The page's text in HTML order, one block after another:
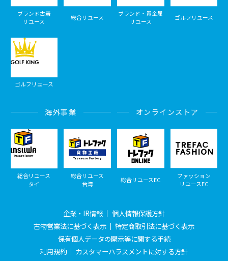
ブランド古着
リユース
総合リユース
ブランド・貴金属
リユース
ゴルフリユース
ゴルフリユース
海外事業
総合リユース
タイ
総合リユース
台湾
オンラインストア
総合リユースEC
ファッション
リユースEC
企業・IR情報
個人情報保護方針
古物営業法に基づく表示
特定商取引法に基づく表示
保有個人データの開示等に関する手続
利用規約
カスタマーハラスメントに対する方針